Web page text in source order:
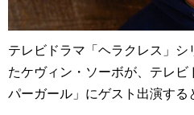
テレビドラマ「ヘラクレス」
たケヴィン・ソーボが、テレ
パーガール」にゲスト出演する